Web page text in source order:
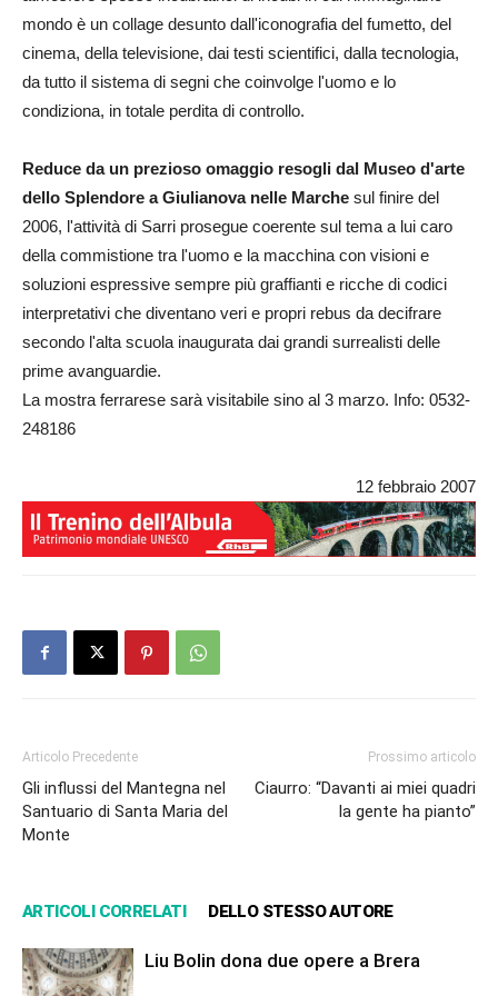
mondo è un collage desunto dall'iconografia del fumetto, del
cinema, della televisione, dai testi scientifici, dalla tecnologia,
da tutto il sistema di segni che coinvolge l'uomo e lo
condiziona, in totale perdita di controllo.
Reduce da un prezioso omaggio resogli dal Museo d'arte
dello Splendore a Giulianova nelle Marche sul finire del
2006, l'attività di Sarri prosegue coerente sul tema a lui caro
della commistione tra l'uomo e la macchina con visioni e
soluzioni espressive sempre più graffianti e ricche di codici
interpretativi che diventano veri e propri rebus da decifrare
secondo l'alta scuola inaugurata dai grandi surrealisti delle
prime avanguardie.
La mostra ferrarese sarà visitabile sino al 3 marzo. Info: 0532-
248186
12 febbraio 2007
Articolo Precedente
Gli influssi del Mantegna nel
Santuario di Santa Maria del
Monte
Prossimo articolo
Ciaurro: “Davanti ai miei quadri
la gente ha pianto”
ARTICOLI CORRELATI DELLO STESSO AUTORE
Liu Bolin dona due opere a Brera